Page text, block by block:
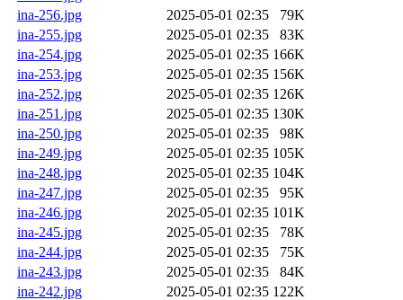
ina-256.jpg
2025-05-01 02:35
79K
ina-255.jpg
2025-05-01 02:35
83K
ina-254.jpg
2025-05-01 02:35 166K
ina-253.jpg
2025-05-01 02:35 156K
ina-252.jpg
2025-05-01 02:35 126K
ina-251.jpg
2025-05-01 02:35 130K
ina-250.jpg
2025-05-01 02:35
98K
ina-249.jpg
2025-05-01 02:35 105K
ina-248.jpg
2025-05-01 02:35 104K
ina-247.jpg
2025-05-01 02:35
95K
ina-246.jpg
2025-05-01 02:35 101K
ina-245.jpg
2025-05-01 02:35
78K
ina-244.jpg
2025-05-01 02:35
75K
ina-243.jpg
2025-05-01 02:35
84K
ina-242.jpg
2025-05-01 02:35 122K